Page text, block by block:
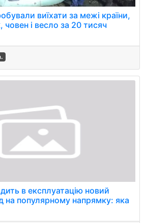
виїхати за межі країни,
і весло за 20 тисяч
в експлуатацію новий
на популярному напрямку: яка